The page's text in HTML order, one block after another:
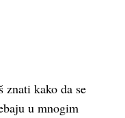
znati kako da se
u mnogim